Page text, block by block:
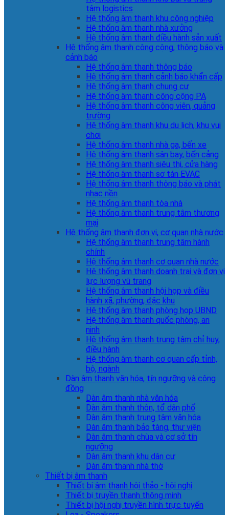
tâm logistics
Hệ thống âm thanh khu công nghiệp
Hệ thống âm thanh nhà xưởng
Hệ thống âm thanh điều hành sản xuất
Hệ thống âm thanh công cộng, thông báo và
cảnh báo
Hệ thống âm thanh thông báo
Hệ thống âm thanh cảnh báo khẩn cấp
Hệ thống âm thanh chung cư
Hệ thống âm thanh công cộng PA
Hệ thống âm thanh công viên, quảng
trường
Hệ thống âm thanh khu du lịch, khu vui
chơi
Hệ thống âm thanh nhà ga, bến xe
Hệ thống âm thanh sân bay, bến cảng
Hệ thống âm thanh siêu thị, cửa hàng
Hệ thống âm thanh sơ tán EVAC
Hệ thống âm thanh thông báo và phát
nhạc nền
Hệ thống âm thanh tòa nhà
Hệ thống âm thanh trung tâm thương
mại
Hệ thống âm thanh đơn vị, cơ quan nhà nước
Hệ thống âm thanh trung tâm hành
chính
Hệ thống âm thanh cơ quan nhà nước
Hệ thống âm thanh doanh trại và đơn vị
lực lượng vũ trang
Hệ thống âm thanh hội họp và điều
hành xã, phường, đặc khu
Hệ thống âm thanh phòng họp UBND
Hệ thống âm thanh quốc phòng, an
ninh
Hệ thống âm thanh trung tâm chỉ huy,
điều hành
Hệ thống âm thanh cơ quan cấp tỉnh,
bộ, ngành
Dàn âm thanh văn hóa, tín ngưỡng và cộng
đồng
Dàn âm thanh nhà văn hóa
Dàn âm thanh thôn, tổ dân phố
Dàn âm thanh trung tâm văn hóa
Dàn âm thanh bảo tàng, thư viện
Dàn âm thanh chùa và cơ sở tín
ngưỡng
Dàn âm thanh khu dân cư
Dàn âm thanh nhà thờ
Thiết bị âm thanh
Thiết bị âm thanh hội thảo - hội nghị
Thiết bị truyền thanh thông minh
Thiết bị hội nghị truyền hình trực tuyến